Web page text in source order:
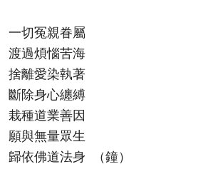
一切冤親眷屬
渡過煩惱苦海
捨離愛染執著
斷除身心纏縛
栽種道業善因
願與無量眾生
歸依佛道法身 （鐘）